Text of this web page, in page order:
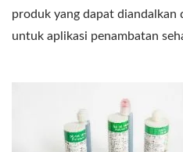
produk yang dapat diandalkan
untuk aplikasi penambatan